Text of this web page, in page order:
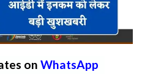
on WhatsApp